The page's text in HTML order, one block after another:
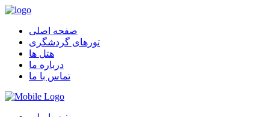
صفحه اصلی
تورهای گردشگری
هتل ها
درباره ما
تماس با ما